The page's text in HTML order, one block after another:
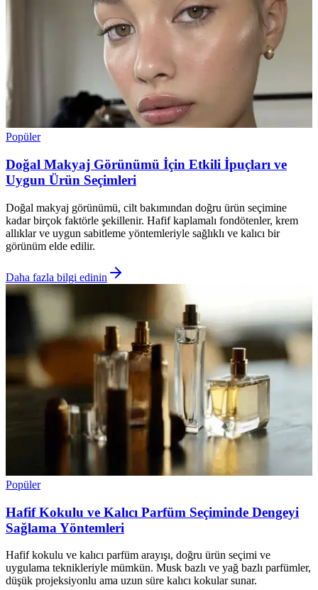
Popüler
Doğal Makyaj Görünümü İçin Etkili İpuçları ve
Uygun Ürün Seçimleri
Doğal makyaj görünümü, cilt bakımından doğru ürün seçimine
kadar birçok faktörle şekillenir. Hafif kaplamalı fondötenler, krem
allıklar ve uygun sabitleme yöntemleriyle sağlıklı ve kalıcı bir
görünüm elde edilir.
Daha fazla bilgi edinin
Popüler
Hafif Kokulu ve Kalıcı Parfüm Seçiminde Dengeyi
Sağlama Yöntemleri
Hafif kokulu ve kalıcı parfüm arayışı, doğru ürün seçimi ve
uygulama teknikleriyle mümkün. Musk bazlı ve yağ bazlı parfümler,
düşük projeksiyonlu ama uzun süre kalıcı kokular sunar.